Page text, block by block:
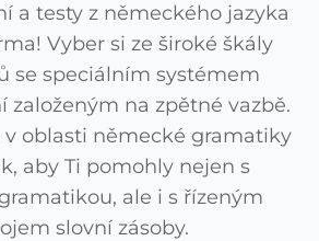
a testy z německého jazyka
Vyber si ze široké škály
se speciálním systémem
založeným na zpětné vazbě.
v oblasti německé gramatiky
aby Ti pomohly nejen s
ale i s řízeným
slovní zásoby.